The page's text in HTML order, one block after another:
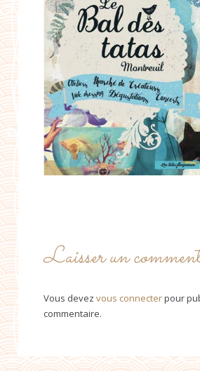
Laisser un
Vous devez vous connecterpour
commentaire.